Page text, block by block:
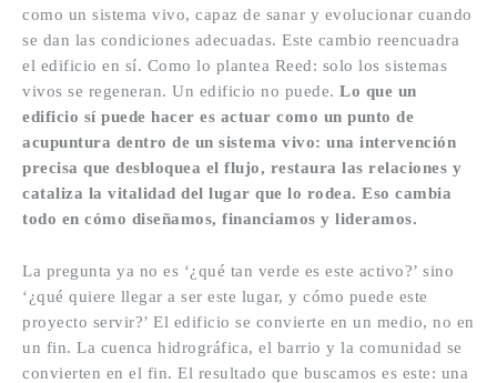
como un sistema vivo, capaz de sanar y evolucionar cuando
se dan las condiciones adecuadas. Este cambio reencuadra
el edificio en sí. Como lo plantea Reed: solo los sistemas
vivos se regeneran. Un edificio no puede. Lo que un
edificio sí puede hacer es actuar como un punto de
acupuntura dentro de un sistema vivo: una intervención
precisa que desbloquea el flujo, restaura las relaciones y
cataliza la vitalidad del lugar que lo rodea. Eso cambia
todo en cómo diseñamos, financiamos y lideramos.
La pregunta ya no es ‘¿qué tan verde es este activo?’ sino
‘¿qué quiere llegar a ser este lugar, y cómo puede este
proyecto servir?’ El edificio se convierte en un medio, no en
un fin. La cuenca hidrográfica, el barrio y la comunidad se
convierten en el fin. El resultado que buscamos es este: una